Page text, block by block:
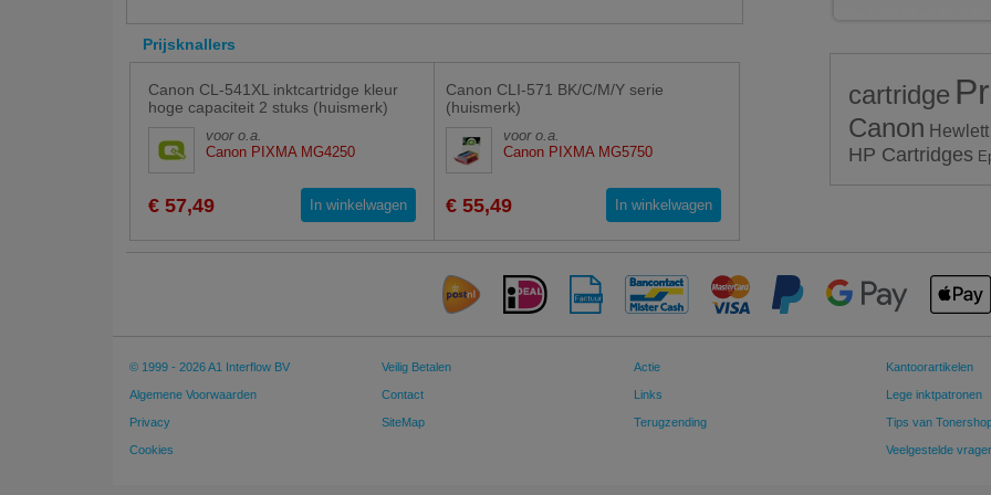
Prijsknallers
Canon CL-541XL inktcartridge kleur
hoge capaciteit 2 stuks (huismerk)
voor o.a.
Canon PIXMA MG4250
€ 57,49 In winkelwagen
Canon CLI-571 BK/C/M/Y serie
(huismerk)
voor o.a.
Canon PIXMA MG5750
€ 55,49 In winkelwagen
cartridge
Canon
HP Cartridges
© 1999 - 2026 A1 Interflow BV
Algemene Voorwaarden
Privacy
Cookies
Veilig Betalen
Contact
SiteMap
Actie
Links
Terugzending
Kantoorartikelen
Lege inktpatronen
Tips van
Veelgestelde